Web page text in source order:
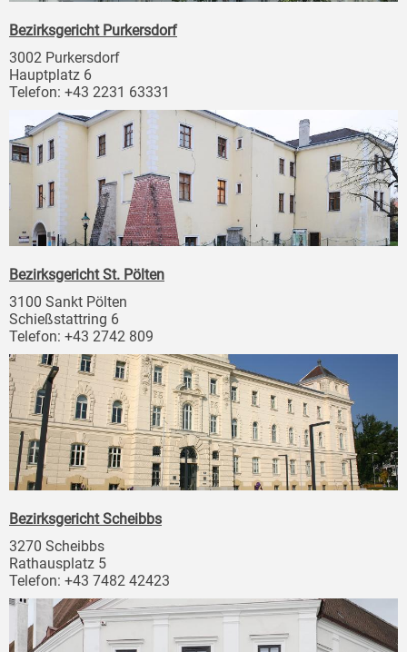
Bezirksgericht Purkersdorf
3002 Purkersdorf
Hauptplatz 6
Telefon: +43 2231 63331
Bezirksgericht St. Pölten
3100 Sankt Pölten
Schießstattring 6
Telefon: +43 2742 809
Bezirksgericht Scheibbs
3270 Scheibbs
Rathausplatz 5
Telefon: +43 7482 42423